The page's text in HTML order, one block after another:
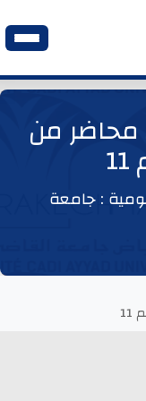
محاضر من
: جامعة